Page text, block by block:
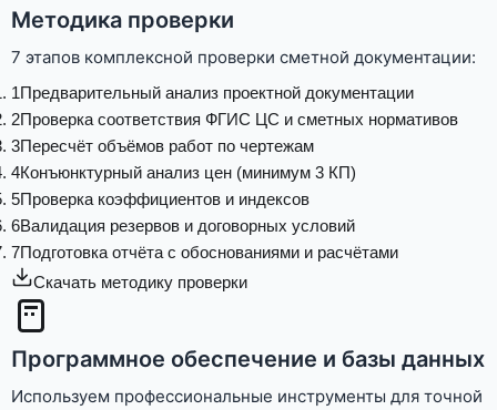
Методика проверки
7 этапов комплексной проверки сметной документации:
1Предварительный анализ проектной документации
2Проверка соответствия ФГИС ЦС и сметных нормативов
3Пересчёт объёмов работ по чертежам
4Конъюнктурный анализ цен (минимум 3 КП)
5Проверка коэффициентов и индексов
6Валидация резервов и договорных условий
7Подготовка отчёта с обоснованиями и расчётами
Скачать методику проверки
Программное обеспечение и базы данных
Используем профессиональные инструменты для точной